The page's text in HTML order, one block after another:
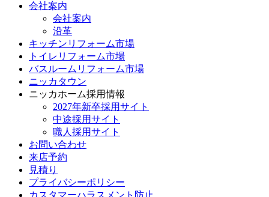
会社案内
会社案内
沿革
キッチンリフォーム市場
トイレリフォーム市場
バスルームリフォーム市場
ニッカタウン
ニッカホーム採用情報
2027年新卒採用サイト
中途採用サイト
職人採用サイト
お問い合わせ
来店予約
見積り
プライバシーポリシー